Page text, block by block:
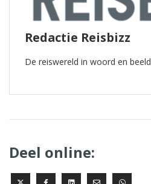
Redactie Reisbizz
De reiswereld in woord en beeld
Deel online: